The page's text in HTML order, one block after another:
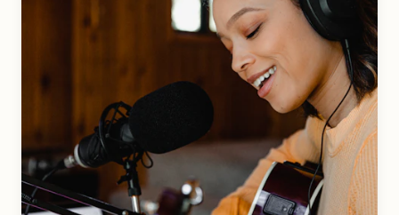
Chalet
EXPLORER LA COLLECTION